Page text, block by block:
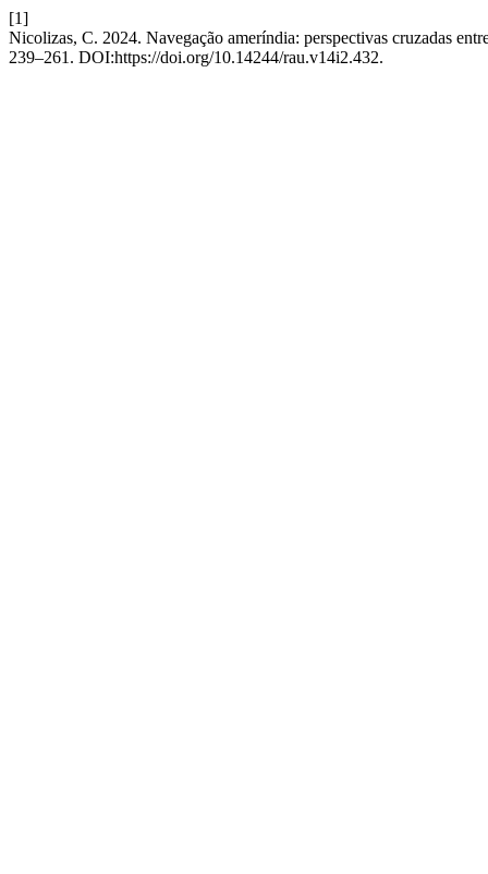
[1]
Nicolizas, C. 2024. Navegação ameríndia: perspectivas cruzadas
239–261. DOI:https://doi.org/10.14244/rau.v14i2.432.